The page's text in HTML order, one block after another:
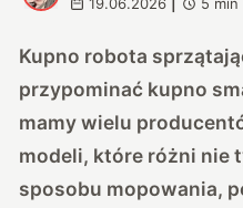
Kupno robota
przypominać kupno
mamy wielu
modeli, które różni nie
sposobu mopowania,